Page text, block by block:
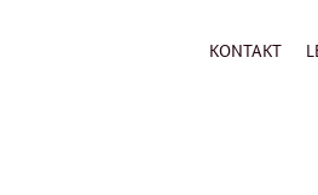
KONTAKT